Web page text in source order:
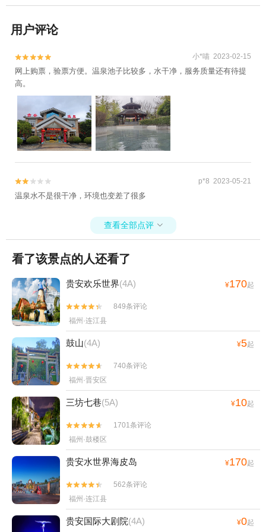
用户评论

 小*喵 2023-02-15
网上购票，验票方便。温泉池子比较多，水干净，服务质量还有待提
高。

 p*8 2023-05-21
温泉水不是很干净，环境也变差了很多
查看全部点评 
看了该景点的人还看了
贵安欢乐世界(4A) ¥170起


849条评论
福州·连江县
鼓山(4A) ¥5起


740条评论
福州·晋安区
三坊七巷(5A) ¥10起


1701条评论
福州·鼓楼区
贵安水世界海皮岛 ¥170起


562条评论
福州·连江县
贵安国际大剧院(4A) ¥0起